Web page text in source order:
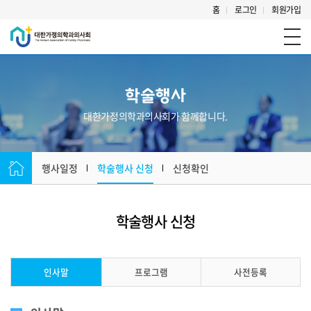
홈 로그인 회원가입
학술행사
대한가정의학과의사회가 함께합니다.
행사일정 학술행사 신청 신청확인
학술행사 신청
인사말 프로그램 사전등록